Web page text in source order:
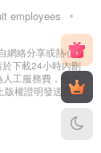
employees
網絡分享或熱心網
下載24小時內刪
工服務費，包含
版權證明發送至郵